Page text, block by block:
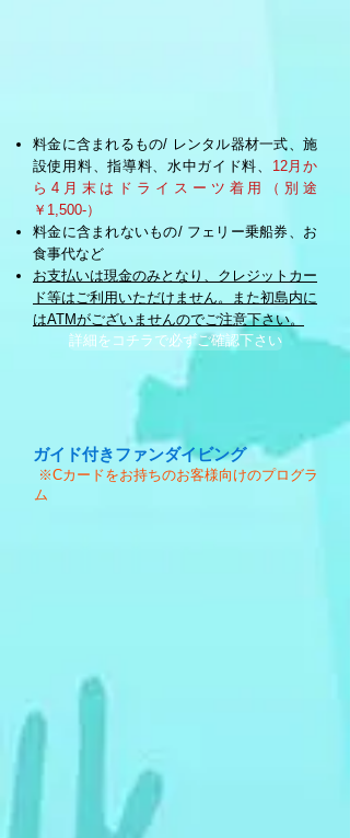
料金に含まれるもの/ レンタル器材一式、施
設使用料、指導料、水中ガイド料、 12月か
ら4月末はドライスーツ着用（別途
￥1,500‐）
料金に含まれないもの/ フェリー乗船券、お
食事代など
お支払いは現金のみとなり、クレジットカー
ド等はご利用いただけません。また初島内に
はATMがございませんのでご注意下さい。
詳細をコチラで必ずご確認下さい
ガイド付きファンダイビング
​ ※Cカードをお持ちのお客様向けのプログラ
ム